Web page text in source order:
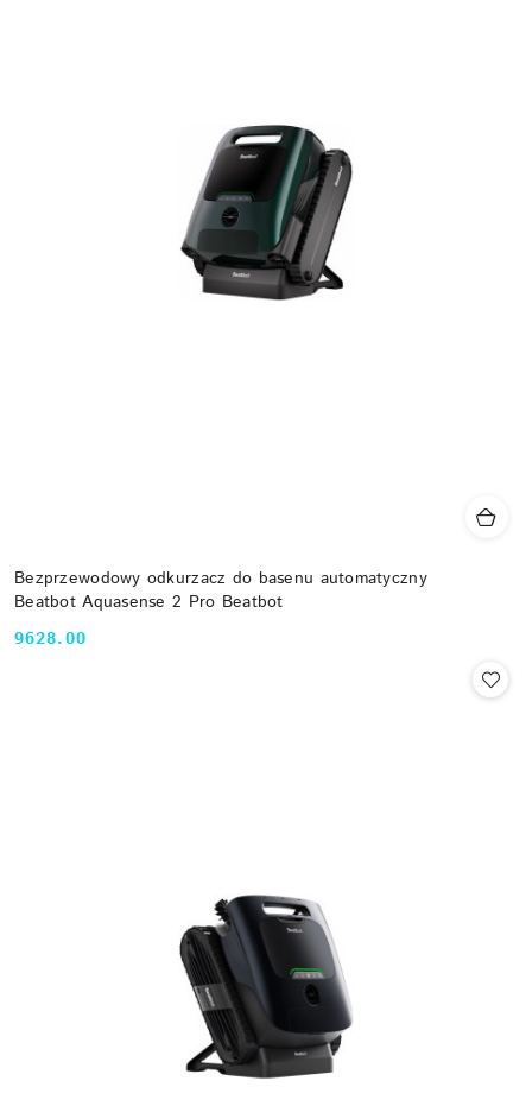
Bezprzewodowy odkurzacz do basenu automatyczny
Beatbot Aquasense 2 Pro Beatbot
Cena:
9628.00